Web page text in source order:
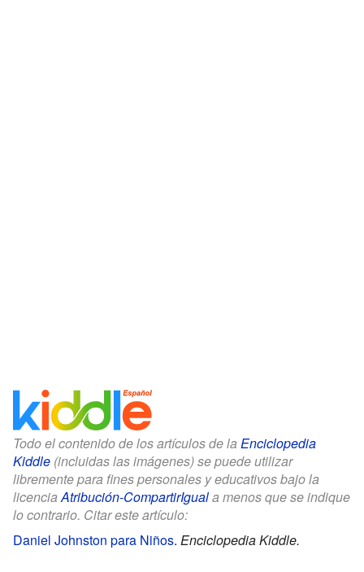
Todo el contenido de los artículos de la Enciclopedia
Kiddle (incluidas las imágenes) se puede utilizar
libremente para fines personales y educativos bajo la
licencia Atribución-CompartirIguala menos que se indique
lo contrario. Citar este artículo:
Daniel Johnston para Niños. Enciclopedia Kiddle.